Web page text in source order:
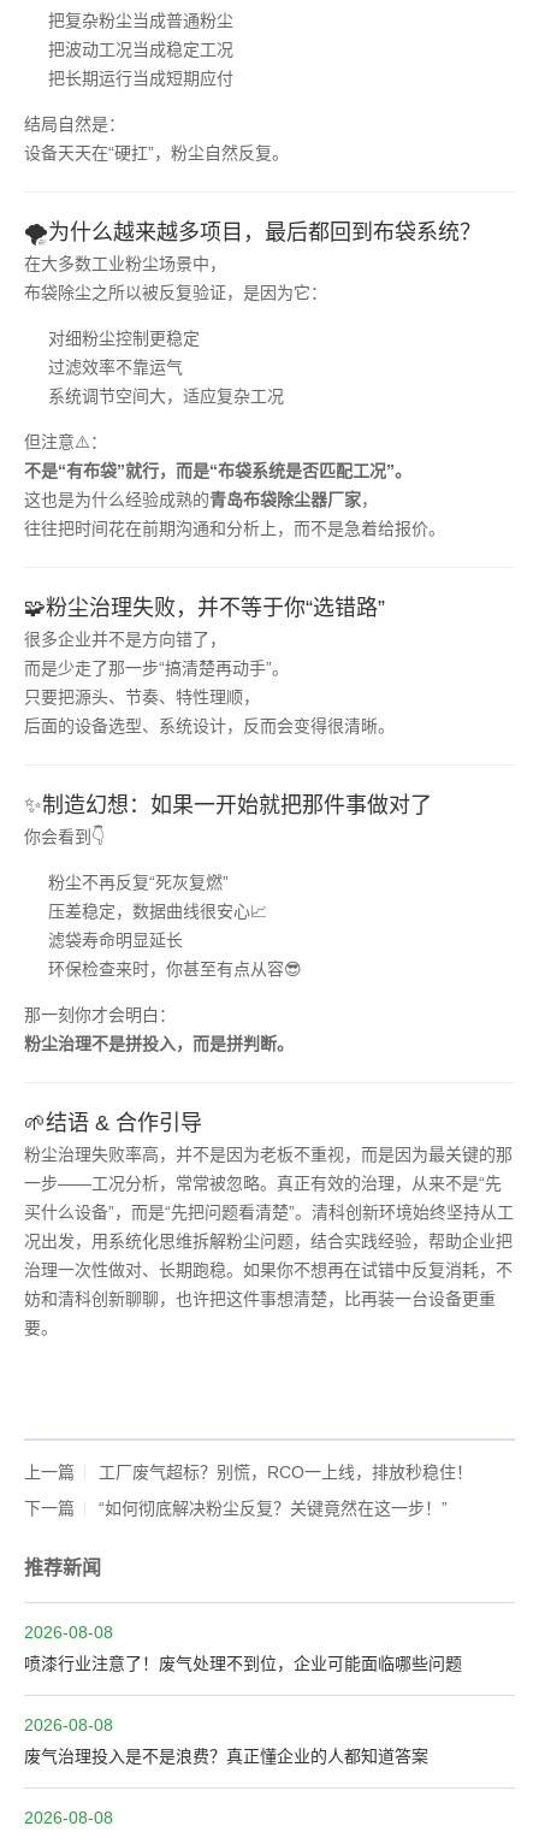
把复杂粉尘当成普通粉尘
把波动工况当成稳定工况
把长期运行当成短期应付
结局自然是：
设备天天在“硬扛”，粉尘自然反复。
🌪️为什么越来越多项目，最后都回到布袋系统？
在大多数工业粉尘场景中，
布袋除尘之所以被反复验证，是因为它：
对细粉尘控制更稳定
过滤效率不靠运气
系统调节空间大，适应复杂工况
但注意⚠️：
不是“有布袋”就行，而是“布袋系统是否匹配工况”。
这也是为什么经验成熟的青岛布袋除尘器厂家，
往往把时间花在前期沟通和分析上，而不是急着给报价。
🧩粉尘治理失败，并不等于你“选错路”
很多企业并不是方向错了，
而是少走了那一步“搞清楚再动手”。
只要把源头、节奏、特性理顺，
后面的设备选型、系统设计，反而会变得很清晰。
✨制造幻想：如果一开始就把那件事做对了
你会看到👇
粉尘不再反复“死灰复燃”
压差稳定，数据曲线很安心📈
滤袋寿命明显延长
环保检查来时，你甚至有点从容😎
那一刻你才会明白：
粉尘治理不是拼投入，而是拼判断。
🌱结语 & 合作引导
粉尘治理失败率高，并不是因为老板不重视，而是因为最关键的那
一步——工况分析，常常被忽略。真正有效的治理，从来不是“先
买什么设备”，而是“先把问题看清楚”。清科创新环境始终坚持从工
况出发，用系统化思维拆解粉尘问题，结合实践经验，帮助企业把
治理一次性做对、长期跑稳。如果你不想再在试错中反复消耗，不
妨和清科创新聊聊，也许把这件事想清楚，比再装一台设备更重
要。
上一篇
工厂废气超标？别慌，RCO一上线，排放秒稳住！
下一篇
“如何彻底解决粉尘反复？关键竟然在这一步！”
推荐新闻
2026-08-08
喷漆行业注意了！废气处理不到位，企业可能面临哪些问题
2026-08-08
废气治理投入是不是浪费？真正懂企业的人都知道答案
2026-08-08